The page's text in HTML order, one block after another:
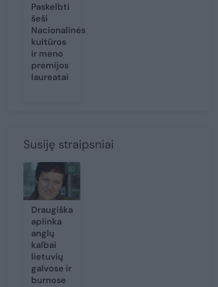
Paskelbti
šeši
Nacionalinės
kultūros
ir meno
premijos
laureatai
Susiję straipsniai
Draugiška
aplinka
anglų
kalbai
lietuvių
galvose ir
burnose